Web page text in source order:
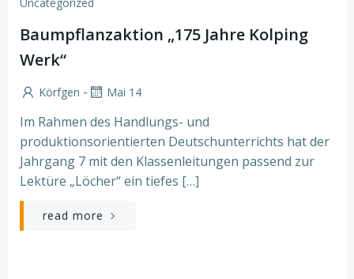
Baumpflanzaktion „175 Jahre Kolping
Werk“
Körfgen - Mai 14
Im Rahmen des Handlungs- und
produktionsorientierten Deutschunterrichts hat der
Jahrgang 7 mit den Klassenleitungen passend zur
Lektüre „Löcher“ ein tiefes […]
read more